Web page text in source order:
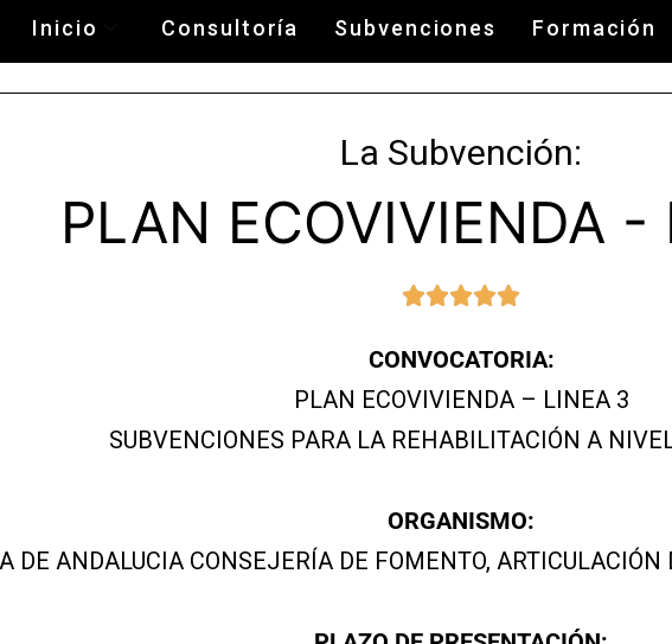
Inicio Consultoría Subvenciones Formación
La Subvención:
PLAN ECOVIVIENDA
CONVOCATORIA:
PLAN ECOVIVIENDA – LINEA 3
SUBVENCIONES PARA LA REHABILITACIÓN A
ORGANISMO:
DE ANDALUCIA CONSEJERÍA DE FOMENTO, ARTICULACIÓN